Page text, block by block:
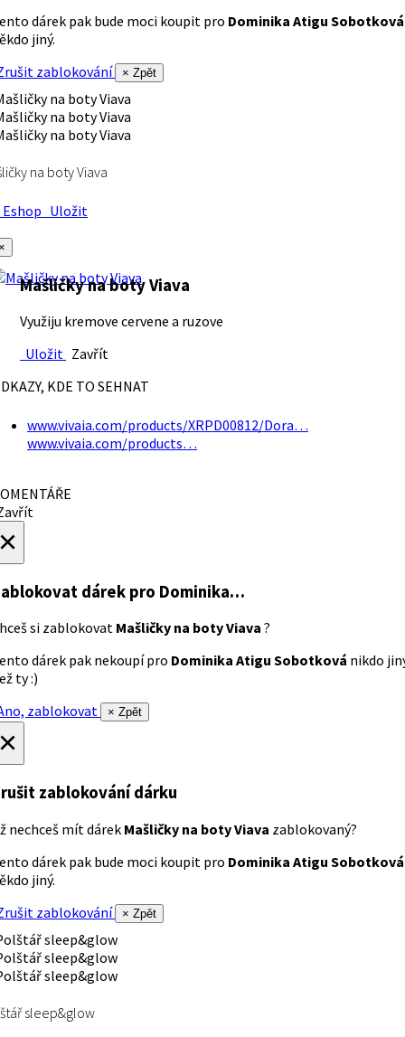
dárek pak bude moci koupit pro Dominika Atigu Sobotková
jiný.
zablokování
× Zpět
na boty Viava
Uložit
Mašličky na boty Viava
Využiju kremove cervene a ruzove
Uložit Zavřít
KDE TO SEHNAT
www.vivaia.com/products/XRPD00812/Dora…
www.vivaia.com/products…
dárek pro Dominika…
si zablokovat Mašličky na boty Viava ?
dárek pak nekoupí pro Dominika Atigu Sobotková nikdo
ty :)
zablokovat
× Zpět
zablokování dárku
nechceš mít dárek Mašličky na boty Viava zablokovaný?
dárek pak bude moci koupit pro Dominika Atigu Sobotková
jiný.
zablokování
× Zpět
sleep&glow